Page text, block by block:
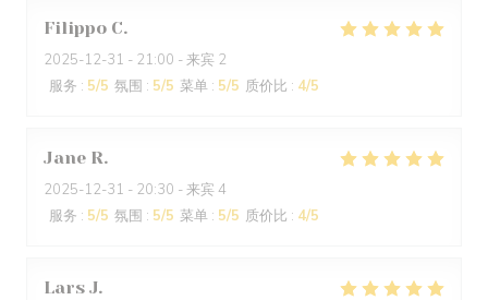
Filippo C
2025-12-31 - 21:00 - 来宾 2
服务 : 5/5 氛围 : 5/5 菜单 : 5/5 质价比 : 4/5
Jane R
2025-12-31 - 20:30 - 来宾 4
服务 : 5/5 氛围 : 5/5 菜单 : 5/5 质价比 : 4/5
Lars J